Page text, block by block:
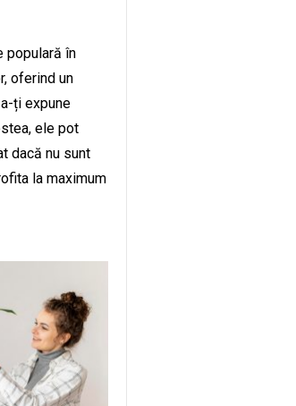
populară în
oferind un
ți expune
ele pot
dacă nu sunt
la maximum